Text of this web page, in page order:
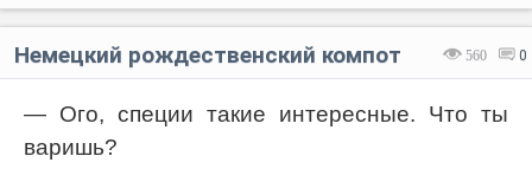
560 0
Немецкий рождественский компот
— Ого, специи такие интересные. Что ты
варишь?